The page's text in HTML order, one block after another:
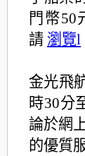
門幣50
請 瀏覽l
金光飛
時30分
論於網
的優質